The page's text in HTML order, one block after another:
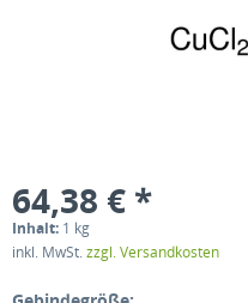
64,38 € *
Inhalt: 1 kg
inkl. MwSt.zzgl. Versandkosten